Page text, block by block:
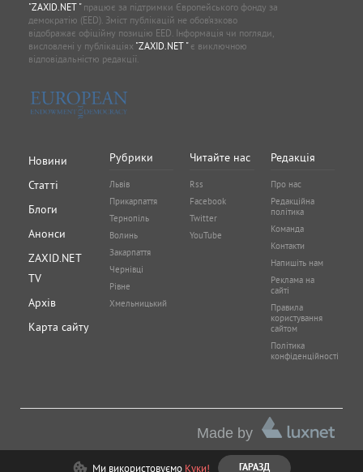
"ZAXID.NET "працює за підтримки Європейського фонду за
демократію (EED). Зміст публікацій не обов’язково
відображає офіційну позицію EED. Інформація чи погляди,
висловлені у публікаціях "ZAXID.NET "є виключною
відповідальністю редакції.
Новини
Статті
Блоги
Анонси
ZAXID.NET
TV
Архів
Карта сайту
Рубрики
Львів
Прикарпаття
Тернопіль
Волинь
Закарпаття
Чернівці
Рівне
Хмельницький
Читайте нас
Rss
Facebook
Twitter
YouTube
Редакція
Про нас
Редакційна
політика
Команда
Контакти
Напишіть нам
Реклама на
сайті
Правила
користування
сайтом
Політика
конфіденційності
Made by
Ми використовуємо Куки! ГАРАЗД